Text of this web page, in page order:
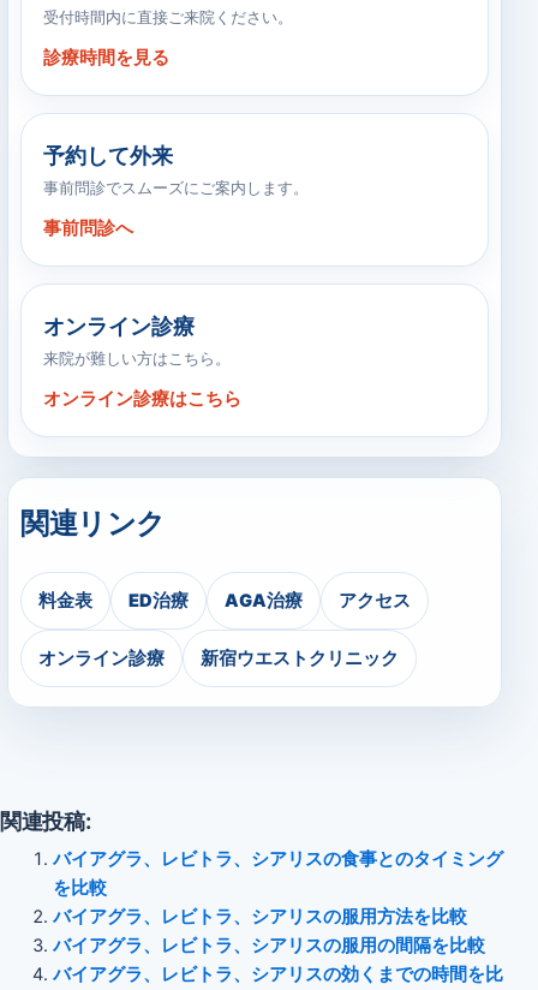
受付時間内に直接ご来院ください。
診療時間を見る
予約して外来
事前問診でスムーズにご案内します。
事前問診へ
オンライン診療
来院が難しい方はこちら。
オンライン診療はこちら
関連リンク
料金表 ED治療 AGA治療 アクセス
オンライン診療 新宿ウエストクリニック
関連投稿:
バイアグラ、レビトラ、シアリスの食事とのタイミング
を比較
バイアグラ、レビトラ、シアリスの服用方法を比較
バイアグラ、レビトラ、シアリスの服用の間隔を比較
バイアグラ、レビトラ、シアリスの効くまでの時間を比